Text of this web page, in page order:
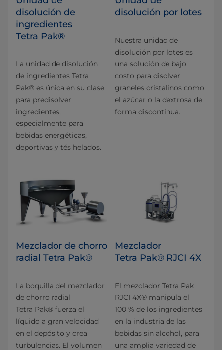
disolución de
ingredientes
Tetra Pak®
La unidad de disolución
de ingredientes Tetra
Pak® es única en su clase
para predisolver
ingredientes,
especialmente para
bebidas energéticas,
deportivas y tés helados.
disolución por lotes
Nuestra unidad de
disolución por lotes es
una solución de bajo
costo para disolver
graneles cristalinos como
el azúcar o la dextrosa de
forma discontinua.
Mezclador de chorro
radial Tetra Pak®
La boquilla del mezclador
de chorro radial
Tetra Pak® fuerza el
líquido a gran velocidad
en el depósito y crea
turbulencias. El volumen
Mezclador
Tetra Pak® RJCI 4X
El mezclador Tetra Pak
RJCI 4X® manipula el
100 % de los ingredientes
en la industria de las
bebidas sin alcohol, para
una amplia variedad de